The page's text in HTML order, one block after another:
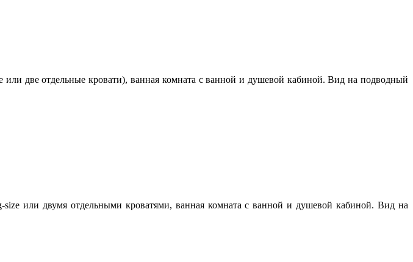
две отдельные кровати), ванная комната с ванной и душевой кабиной. Вид на подводный
или двумя отдельными кроватями, ванная комната с ванной и душевой кабиной. Вид на